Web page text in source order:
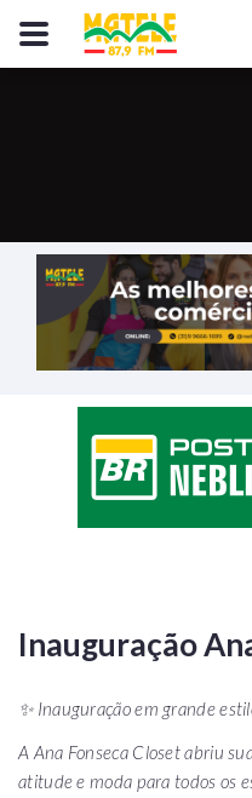
Inauguração
✨ Inauguração em grande
A Ana Fonseca Closet abriu
atitude e moda para todos os